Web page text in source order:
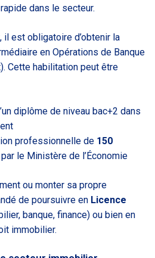
dans le secteur.
est obligatoire d’obtenir la
en Opérations de Banque
Cette habilitation peut être
diplôme de niveau bac+2 dans
professionnelle de 150
le Ministère de l’Économie
ou monter sa propre
de poursuivre en Licence
banque, finance) ou bien en
immobilier.